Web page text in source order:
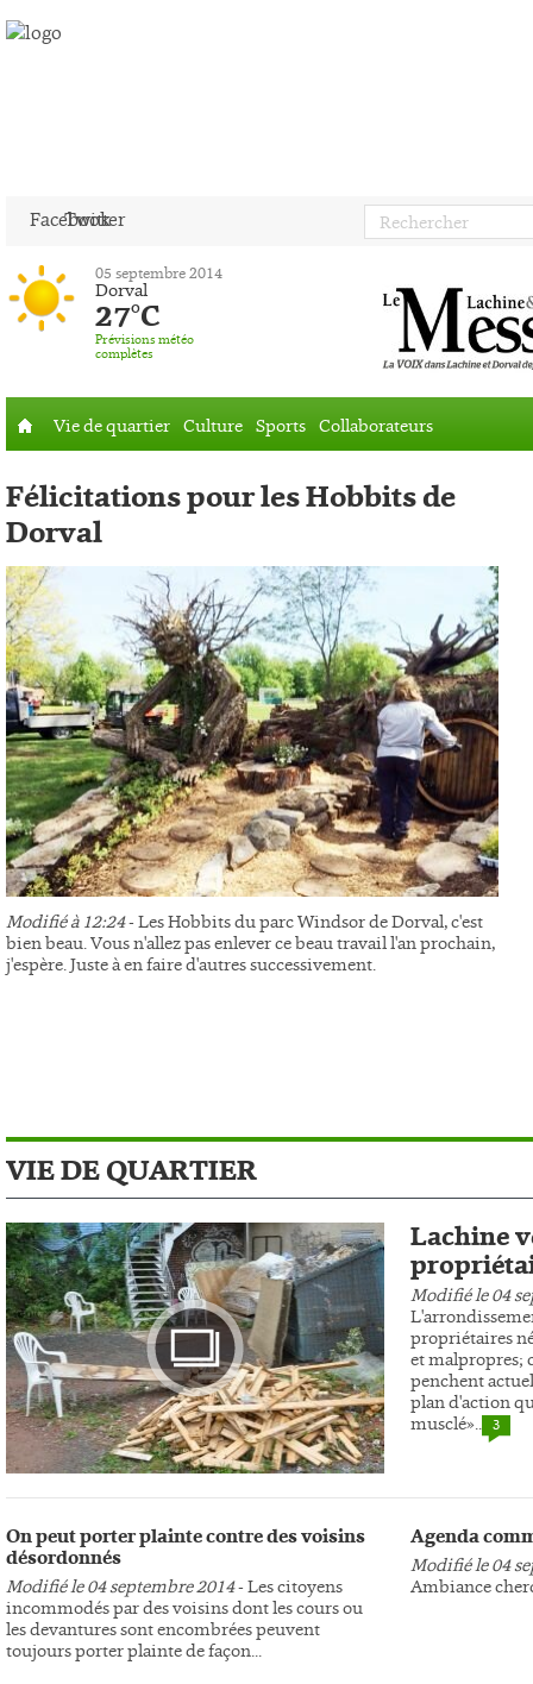
Facebook
Twitter
05 septembre 2014
Dorval
27°C
Prévisions météo
complètes
Vie de quartier Culture Sports Collaborateurs
Félicitations pour les Hobbits de
Dorval
Modifié à 12:24- Les Hobbits du parc Windsor de Dorval, c'est
bien beau. Vous n'allez pas enlever ce beau travail l'an prochain,
j'espère. Juste à en faire d'autres successivement.
VIE DE QUARTIER
Lachine
Modifié le 04
propriétaires
et malpropres;
penchent
plan d'action
musclé».. 3
Photo
On peut porter plainte contre des voisins
désordonnés
Modifié le 04 septembre 2014- Les citoyens
incommodés par des voisins dont les cours ou
les devantures sont encombrées peuvent
toujours porter plainte de façon...
Agenda
Modifié le 04
Ambiance